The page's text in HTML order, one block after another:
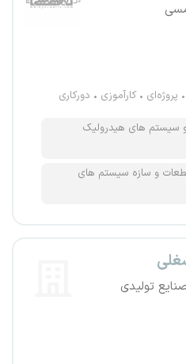
پروژه‌ای کارآموزی دورکاری
سیستم های هیدرولیک
و سازه سیستم های
تولیدی